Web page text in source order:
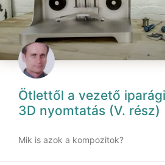
Ötlettől a vezető
3D nyomtatás (V. rész)
Mik is azok a kompozitok?